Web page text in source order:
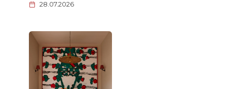
28.07.2026